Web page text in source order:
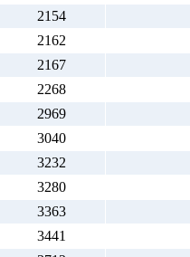
2154
2162
2167
2268
2969
3040
3232
3280
3363
3441